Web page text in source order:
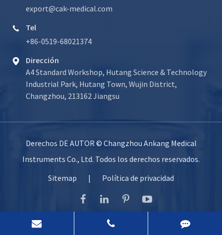
export@cak-medical.com

Tel
+86-0519-68021374

Dirección
A4 Standard Workshop, Hutang Science & Technology
Industrial Park, Hutang Town, Wujin District,
Changzhou, 213162 Jiangsu
Derechos DE AUTOR © Changzhou Ankang Medical
Instruments Co., Ltd. Todos los derechos reservados.
Sitemap
| Política de privacidad